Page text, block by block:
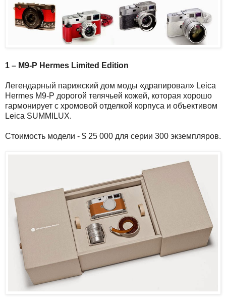
1 – M9-P Hermes Limited Edition
Легендарный парижский дом моды «драпировал» Leica
Hermes M9-P дорогой телячьей кожей, которая хорошо
гармонирует с хромовой отделкой корпуса и объективом
Leica SUMMILUX.
Стоимость модели - $ 25 000 для серии 300 экземпляров.